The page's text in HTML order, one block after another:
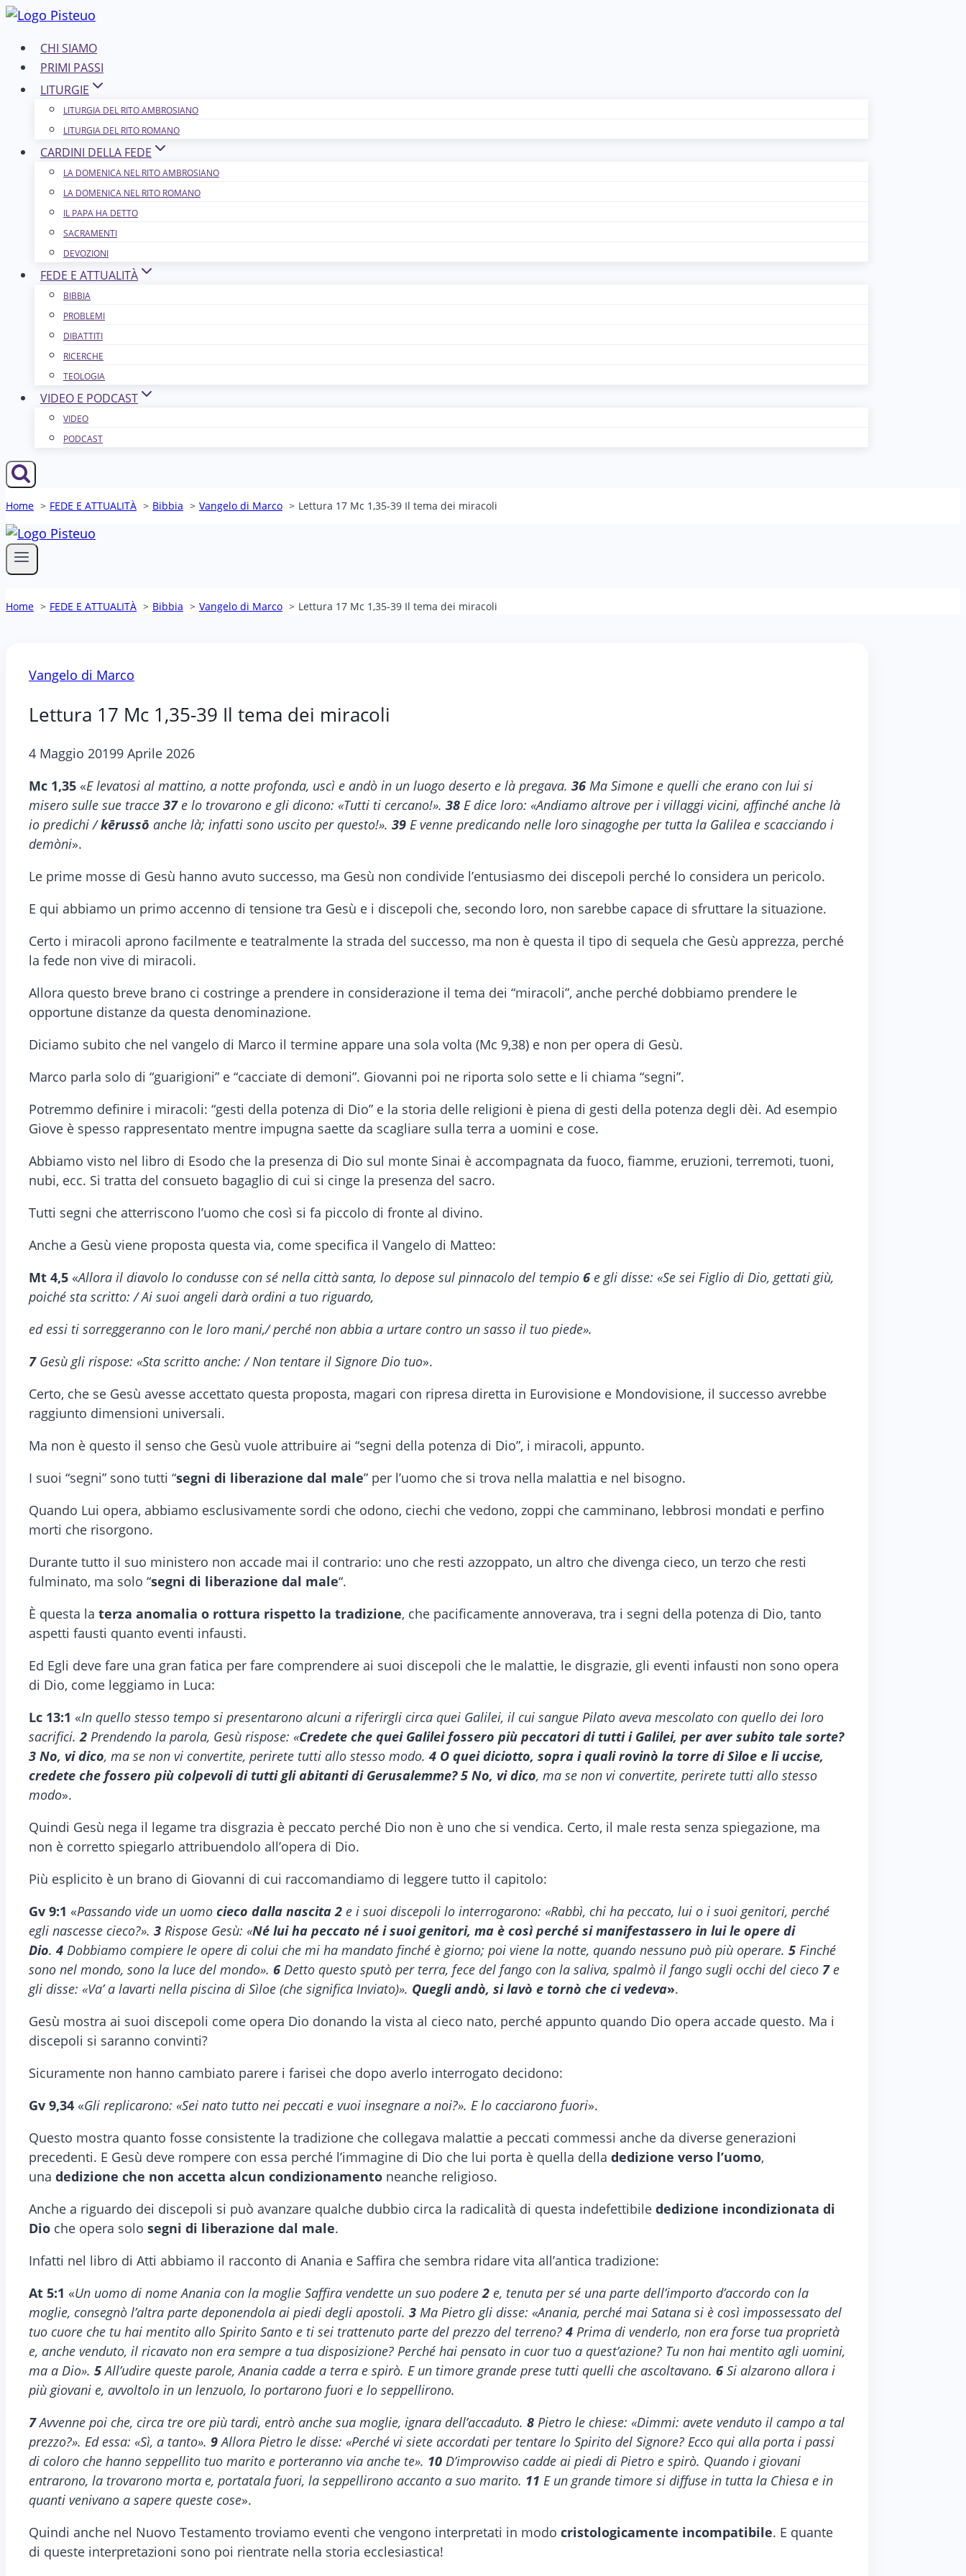
Salta
contenutoCHI SIAMO
PRIMI PASSI
LITURGIE
LITURGIA DEL RITO AMBROSIANO
LITURGIA DEL RITO ROMANO
CARDINI DELLA FEDE
LA DOMENICA NEL R​​​​​​ITO AMBROSIANO
LA DOMENICA NEL RITO ROMANO
IL PAPA HA DETTO
SACRAMENTI
DEVOZIONI
FEDE E ATTUALITÀ
BIBBIA
PROBLEMI
DIBATTITI
RICERCHE
TEOLOGIA
VIDEO E PODCAST
VIDEO
PODCAST
Home FEDE E ATTUALITÀ Bibbia Vangelo di Marco Lettura 17 Mc 1,35-39 Il tema dei miracoli
Home FEDE E ATTUALITÀ Bibbia Vangelo di Marco Lettura 17 Mc 1,35-39 Il tema dei miracoli
Vangelo di Marco
Lettura 17 Mc 1,35-39 Il tema dei miracoli
4 Maggio 20199 Aprile 2026
Mc 1,35 «E levatosi al mattino, a notte profonda, uscì e andò in un luogo deserto e là pregava. 36 Ma Simone e quelli che erano con lui si
misero sulle sue tracce 37e lo trovarono e gli dicono: «Tutti ti cercano!». 38 E dice loro: «Andiamo altrove per i villaggi vicini, affinché anche là
io predichi /kērussō anche là; infatti sono uscito per questo!». 39 E venne predicando nelle loro sinagoghe per tutta la Galilea e scacciando i
demòni».
Le prime mosse di Gesù hanno avuto successo, ma Gesù non condivide l’entusiasmo dei discepoli perché lo considera un pericolo.
E qui abbiamo un primo accenno di tensione tra Gesù e i discepoli che, secondo loro, non sarebbe capace di sfruttare la situazione.
Certo i miracoli aprono facilmente e teatralmente la strada del successo, ma non è questa il tipo di sequela che Gesù apprezza, perché
la fede non vive di miracoli.
Allora questo breve brano ci costringe a prendere in considerazione il tema dei “miracoli”, anche perché dobbiamo prendere le
opportune distanze da questa denominazione.
Diciamo subito che nel vangelo di Marco il termine appare una sola volta (Mc 9,38) e non per opera di Gesù.
Marco parla solo di “guarigioni” e “cacciate di demoni”. Giovanni poi ne riporta solo sette e li chiama “segni”.
Potremmo definire i miracoli: “gesti della potenza di Dio” e la storia delle religioni è piena di gesti della potenza degli dèi. Ad esempio
Giove è spesso rappresentato mentre impugna saette da scagliare sulla terra a uomini e cose.
Abbiamo visto nel libro di Esodo che la presenza di Dio sul monte Sinai è accompagnata da fuoco, fiamme, eruzioni, terremoti, tuoni,
nubi, ecc. Si tratta del consueto bagaglio di cui si cinge la presenza del sacro.
Tutti segni che atterriscono l’uomo che così si fa piccolo di fronte al divino.
Anche a Gesù viene proposta questa via, come specifica il Vangelo di Matteo:
Mt 4,5 «Allora il diavolo lo condusse con sé nella città santa, lo depose sul pinnacolo del tempio 6 e gli disse: «Se sei Figlio di Dio, gettati giù,
poiché sta scritto: / Ai suoi angeli darà ordini a tuo riguardo,
ed essi ti sorreggeranno con le loro mani,/ perché non abbia a urtare contro un sasso il tuo piede».
7Gesù gli rispose: «Sta scritto anche: / Non tentare il Signore Dio tuo».
Certo, che se Gesù avesse accettato questa proposta, magari con ripresa diretta in Eurovisione e Mondovisione, il successo avrebbe
raggiunto dimensioni universali.
Ma non è questo il senso che Gesù vuole attribuire ai “segni della potenza di Dio”, i miracoli, appunto.
I suoi “segni” sono tutti “segni di liberazione dal male” per l’uomo che si trova nella malattia e nel bisogno.
Quando Lui opera, abbiamo esclusivamente sordi che odono, ciechi che vedono, zoppi che camminano, lebbrosi mondati e perfino
morti che risorgono.
Durante tutto il suo ministero non accade mai il contrario: uno che resti azzoppato, un altro che divenga cieco, un terzo che resti
fulminato, ma solo “segni di liberazione dal male“.
È questa la terza anomalia o rottura rispetto la tradizione, che pacificamente annoverava, tra i segni della potenza di Dio, tanto
aspetti fausti quanto eventi infausti.
Ed Egli deve fare una gran fatica per fare comprendere ai suoi discepoli che le malattie, le disgrazie, gli eventi infausti non sono opera
di Dio, come leggiamo in Luca:
Lc 13:1 «In quello stesso tempo si presentarono alcuni a riferirgli circa quei Galilei, il cui sangue Pilato aveva mescolato con quello dei loro
sacrifici.2 Prendendo la parola, Gesù rispose: «Credete che quei Galilei fossero più peccatori di tutti i Galilei, per aver subito tale sorte?
3 No, vi dico, ma se non vi convertite, perirete tutti allo stesso modo. 4 O quei diciotto, sopra i quali rovinò la torre di Sìloe e li uccise,
credete che fossero più colpevoli di tutti gli abitanti di Gerusalemme? 5 No, vi dico, ma se non vi convertite, perirete tutti allo stesso
modo».
Quindi Gesù nega il legame tra disgrazia è peccato perché Dio non è uno che si vendica. Certo, il male resta senza spiegazione, ma
non è corretto spiegarlo attribuendolo all’opera di Dio.
Più esplicito è un brano di Giovanni di cui raccomandiamo di leggere tutto il capitolo:
Gv 9:1 «Passando vide un uomo cieco dalla nascita 2 e i suoi discepoli lo interrogarono: «Rabbì, chi ha peccato, lui o i suoi genitori, perché
egli nascesse cieco?». 3 Rispose Gesù: «Né lui ha peccato né i suoi genitori, ma è così perché si manifestassero in lui le opere di
Dio. 4 Dobbiamo compiere le opere di colui che mi ha mandato finché è giorno; poi viene la notte, quando nessuno può più operare. 5 Finché
sono nel mondo, sono la luce del mondo». 6 Detto questo sputò per terra, fece del fango con la saliva, spalmò il fango sugli occhi del cieco 7e
gli disse: «Va’ a lavarti nella piscina di Sìloe (che significa Inviato)». Quegli andò, si lavò e tornò che ci vedeva».
Gesù mostra ai suoi discepoli come opera Dio donando la vista al cieco nato, perché appunto quando Dio opera accade questo. Ma i
discepoli si saranno convinti?
Sicuramente non hanno cambiato parere i farisei che dopo averlo interrogato decidono:
Gv 9,34 «Gli replicarono: «Sei nato tutto nei peccati e vuoi insegnare a noi?». E lo cacciarono fuori».
Questo mostra quanto fosse consistente la tradizione che collegava malattie a peccati commessi anche da diverse generazioni
precedenti. E Gesù deve rompere con essa perché l’immagine di Dio che lui porta è quella della dedizione verso l’uomo,
una dedizione che non accetta alcun condizionamento neanche religioso.
Anche a riguardo dei discepoli si può avanzare qualche dubbio circa la radicalità di questa indefettibile dedizione incondizionata di
Dio che opera solo segni di liberazione dal male.
Infatti nel libro di Atti abbiamo il racconto di Anania e Saffira che sembra ridare vita all’antica tradizione:
At 5:1 «Un uomo di nome Anania con la moglie Saffira vendette un suo podere2 e, tenuta per sé una parte dell’importo d’accordo con la
moglie, consegnò l’altra parte deponendola ai piedi degli apostoli. 3 Ma Pietro gli disse: «Anania, perché mai Satana si è così impossessato del
tuo cuore che tu hai mentito allo Spirito Santo e ti sei trattenuto parte del prezzo del terreno? 4 Prima di venderlo, non era forse tua proprietà
e, anche venduto, il ricavato non era sempre a tua disposizione? Perché hai pensato in cuor tuo a quest’azione? Tu non hai mentito agli uomini,
ma a Dio». 5All’udire queste parole, Anania cadde a terra e spirò. E un timore grande prese tutti quelli che ascoltavano. 6 Si alzarono allora i
più giovani e, avvoltolo in un lenzuolo, lo portarono fuori e lo seppellirono.
7Avvenne poi che, circa tre ore più tardi, entrò anche sua moglie, ignara dell’accaduto. 8 Pietro le chiese: «Dimmi: avete venduto il campo a tal
prezzo?». Ed essa: «Sì, a tanto». 9Allora Pietro le disse: «Perché vi siete accordati per tentare lo Spirito del Signore? Ecco qui alla porta i passi
di coloro che hanno seppellito tuo marito e porteranno via anche te». 10 D’improvviso cadde ai piedi di Pietro e spirò. Quando i giovani
entrarono, la trovarono morta e, portatala fuori, la seppellirono accanto a suo marito. 11 E un grande timore si diffuse in tutta la Chiesa e in
quanti venivano a sapere queste cose».
Quindi anche nel Nuovo Testamento troviamo eventi che vengono interpretati in modo cristologicamente incompatibile. E quante
di queste interpretazioni sono poi rientrate nella storia ecclesiastica!